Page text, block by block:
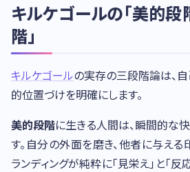
キルケゴールの「美的段
階」
キルケゴールの実存の三段階論は、
的位置づけを明確にします。
美的段階に生きる人間は、瞬間的な
す。自分の外面を磨き、他者に与え
ランディングが純粋に「見栄え」と「反